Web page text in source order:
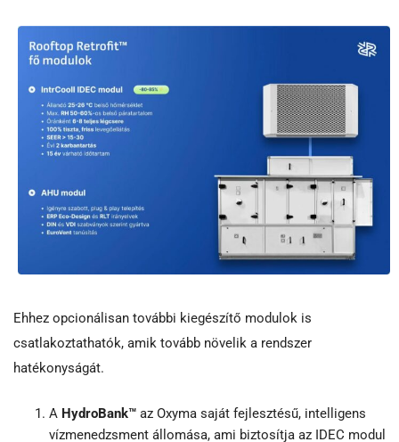
Ehhez opcionálisan további kiegészítő modulok is
csatlakoztathatók, amik tovább növelik a rendszer
hatékonyságát.
A HydroBank™ az Oxyma saját fejlesztésű, intelligens
vízmenedzsment állomása, ami biztosítja az IDEC modul